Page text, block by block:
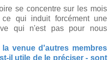
se concentre sur les mois
qui induit forcément une
qui n'est pas pour nous
venue d'autres membres
il utile de le préciser - sont